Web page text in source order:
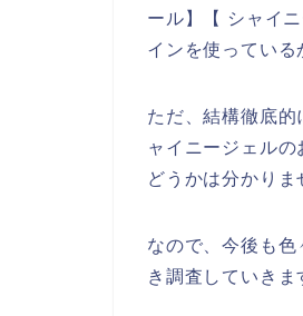
ール】【 シャイ
インを使っている
ただ、結構徹底
ャイニージェル
どうかは分かりま
なので、今後も
き調査していきま